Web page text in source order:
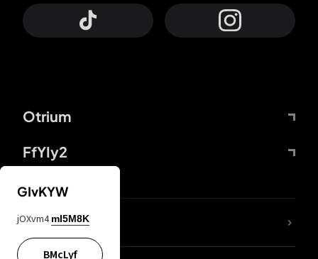
Otrium
FfYIy2
DDcvSo
GIvKYW
jOXvm4 mI5M8K
BMcLyf